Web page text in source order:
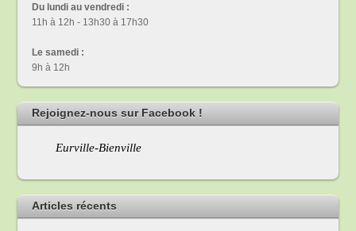
Du lundi au vendredi :
11h à 12h - 13h30 à 17h30
Le samedi :
9h à 12h
Rejoignez-nous sur Facebook !
Eurville-Bienville
Articles récents